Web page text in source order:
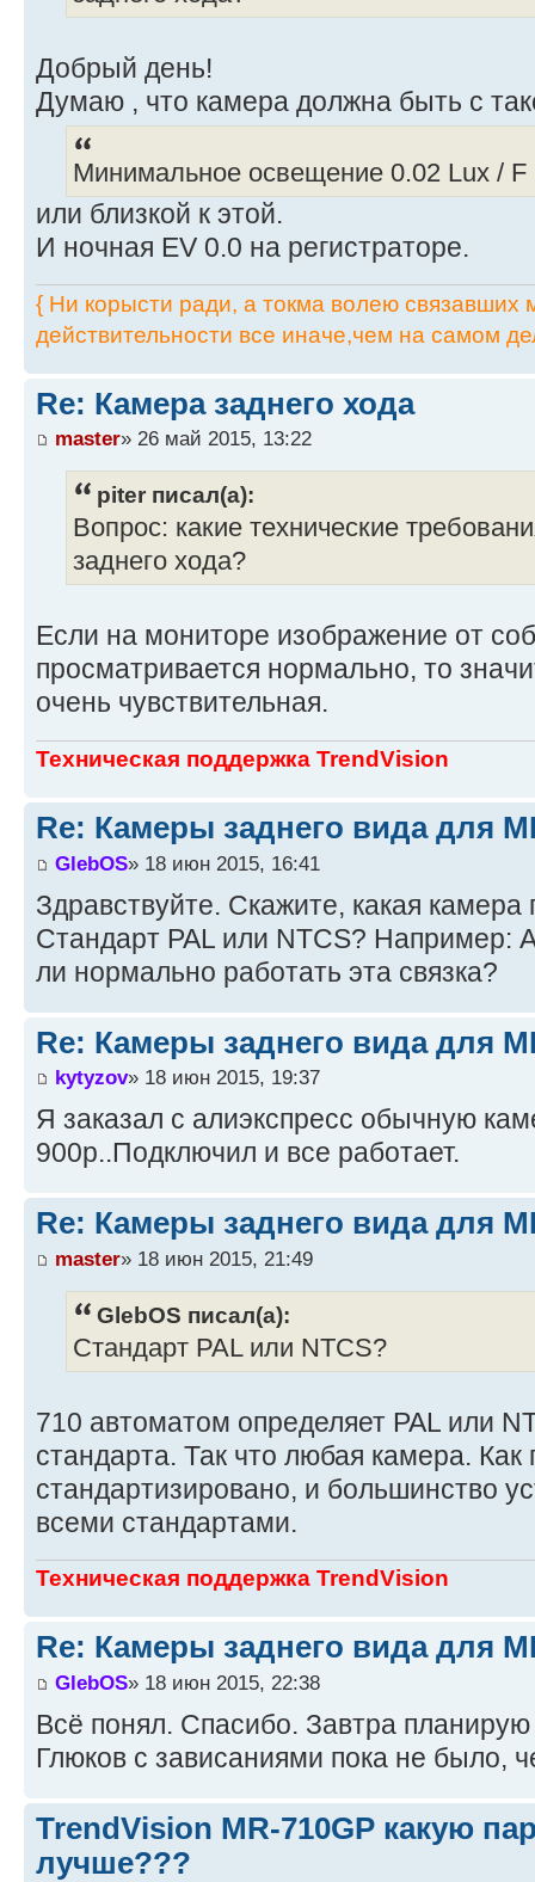
Добрый день!
Думаю , что камера должна быть с
Минимальное освещение 0.02 Lux / F
или близкой к этой.
И ночная EV 0.0 на регистраторе.
{ Ни корысти ради, а токма волею связавших
действительности все иначе,чем на самом
Re: Камера заднего хода
master» 26 май 2015, 13:22
piter писал(а):
Вопрос: какие технические
заднего хода?
Если на мониторе изображение от
просматривается нормально, то
очень чувствительная.
Техническая поддержка TrendVision
Re: Камеры заднего вида для
GlebOS» 18 июн 2015, 16:41
Здравствуйте. Скажите, какая
Стандарт PAL или NTCS? Например:
ли нормально работать эта связка?
Re: Камеры заднего вида для
kytyzov» 18 июн 2015, 19:37
Я заказал с алиэкспресс обычную
900р..Подключил и все работает.
Re: Камеры заднего вида для
master» 18 июн 2015, 21:49
GlebOS писал(а):
Стандарт PAL или NTCS?
710 автоматом определяет PAL или
стандарта. Так что любая камера. Как
стандартизировано, и большинство
всеми стандартами.
Техническая поддержка TrendVision
Re: Камеры заднего вида для
GlebOS» 18 июн 2015, 22:38
Всё понял. Спасибо. Завтра планирую
Глюков с зависаниями пока не было,
TrendVision MR-710GP какую
лучше???